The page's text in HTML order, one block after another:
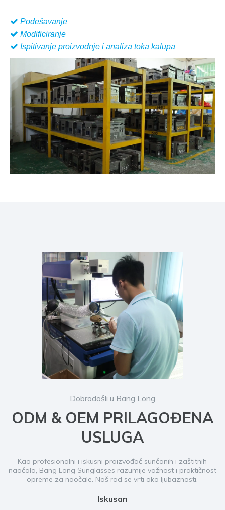
 Podešavanje
 Modificiranje
 Ispitivanje proizvodnje i analiza toka kalupa
Dobrodošli u Bang Long
ODM & OEM PRILAGOĐENA
USLUGA
Kao profesionalni i iskusni proizvođač sunčanih i zaštitnih
naočala, Bang Long Sunglasses razumije važnost i praktičnost
opreme za naočale. Naš rad se vrti oko ljubaznosti.
Iskusan